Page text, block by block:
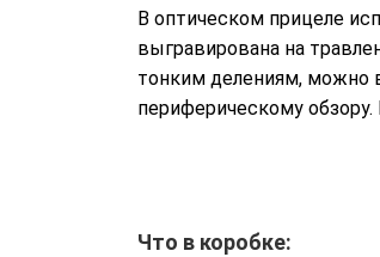
В оптическом прицеле
выгравирована на
тонким делениям, можно
периферическому
Что в коробке: